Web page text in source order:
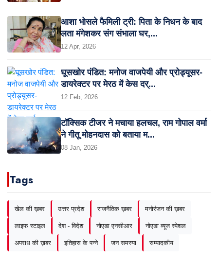
आशा भोसले फैमिली ट्री: पिता के निधन के बाद
लता मंगेशकर संग संभाला घर,...
12 Apr, 2026
घूसखोर पंडित: मनोज वाजपेयी और प्रोड्यूसर-
डायरेक्टर पर मेरठ में केस दर्...
12 Feb, 2026
टॉक्सिक टीजर ने मचाया हलचल, राम गोपाल वर्मा
ने गीतू मोहनदास को बताया म...
08 Jan, 2026
Tags
खेल की ख़बर उत्तर प्रदेश राजनैतिक ख़बर मनोरंजन की ख़बर
लाइफ स्टाइल देश - विदेश नोएडा एनसीआर नोएडा व्यूज स्पेशल
अपराध की ख़बर इतिहास के पन्ने जन समस्या सम्पादकीय